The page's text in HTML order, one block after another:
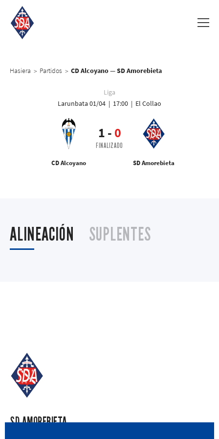
Hasiera > Partidos > CD Alcoyano — SD Amorebieta
Liga
Larunbata 01/04 | 17:00 | El Collao
SD Amorebieta
0
-
1
FINALIZADO
CD Alcoyano
ALINEACIÓN SUPLENTES
SD AMOREBIETA